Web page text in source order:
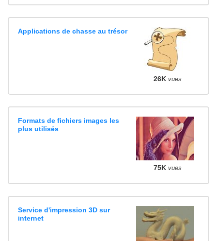
Applications de chasse au trésor
26K vues
Formats de fichiers images les
plus utilisés
75K vues
Service d'impression 3D sur
internet